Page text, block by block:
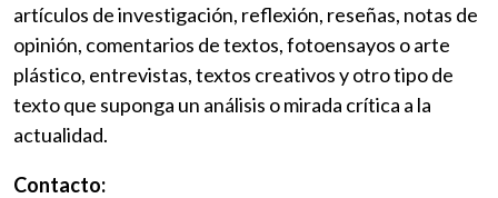
artículos de investigación, reflexión, reseñas, notas de
opinión, comentarios de textos, fotoensayos o arte
plástico, entrevistas, textos creativos y otro tipo de
texto que suponga un análisis o mirada crítica a la
actualidad.
Contacto: